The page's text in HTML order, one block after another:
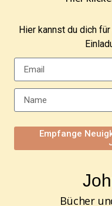
Hier kannst du dich
Empfange
Bücher